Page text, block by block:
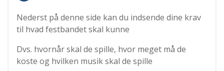
Nederst på denne side kan du indsende dine krav
til hvad festbandet skal kunne
Dvs. hvornår skal de spille, hvor meget må de
koste og hvilken musik skal de spille